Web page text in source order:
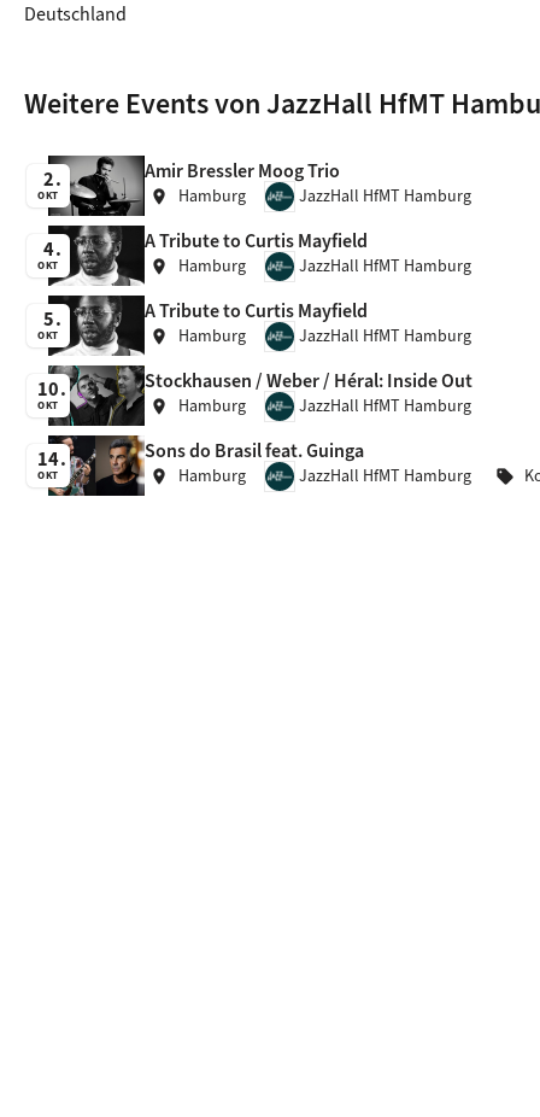
Deutschland
Weitere Events von JazzHall HfMT
2
OKT
Amir Bressler Moog Trio
location_on Hamburg JazzHall HfMT Hamburg
4
OKT
A Tribute to Curtis Mayfield
location_on Hamburg JazzHall HfMT Hamburg
5
OKT
A Tribute to Curtis Mayfield
location_on Hamburg JazzHall HfMT Hamburg
10
OKT
Stockhausen / Weber / Héral: Inside Out
location_on Hamburg JazzHall HfMT Hamburg
14
OKT
Sons do Brasil feat. Guinga
location_on Hamburg JazzHall HfMT Hamburg sell